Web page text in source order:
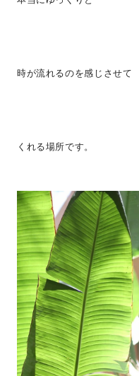
時が流れるのを感じさせて
くれる場所です。